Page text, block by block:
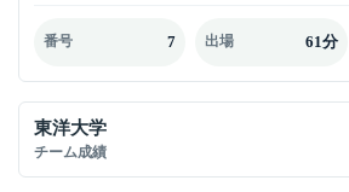
番号 7 出場 61分
東洋大学
チーム成績